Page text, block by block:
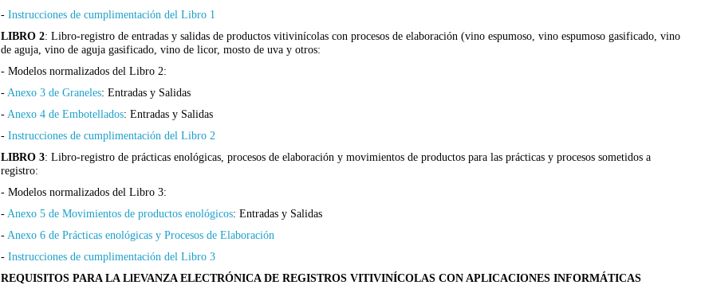
- Instrucciones de cumplimentación del Libro 1
LIBRO 2: Libro-registro de entradas y salidas de productos vitivinícolas con procesos de elaboración (vino espumoso, vino espumoso gasificado, vino
de aguja, vino de aguja gasificado, vino de licor, mosto de uva y otros:
- Modelos normalizados del Libro 2:
- Anexo 3 de Graneles: Entradas y Salidas
- Anexo 4 de Embotellados: Entradas y Salidas
- Instrucciones de cumplimentación del Libro 2
LIBRO 3: Libro-registro de prácticas enológicas, procesos de elaboración y movimientos de productos para las prácticas y procesos sometidos a
registro:
- Modelos normalizados del Libro 3:
- Anexo 5 de Movimientos de productos enológicos: Entradas y Salidas
- Anexo 6 de Prácticas enológicas y Procesos de Elaboración
- Instrucciones de cumplimentación del Libro 3
REQUISITOS PARA LA LlEVANZA ELECTRÓNICA DE REGISTROS VITIVINÍCOLAS CON APLICACIONES INFORMÁTICAS